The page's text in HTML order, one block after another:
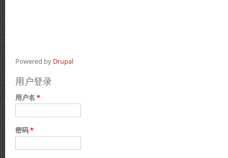
Powered by Drupal
用户登录
用户名 *
密码*